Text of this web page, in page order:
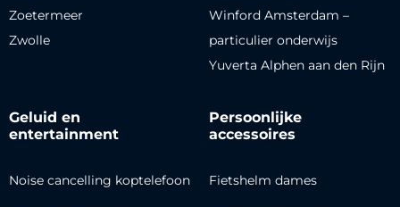
Zoetermeer
Zwolle
Winford Amsterdam –
particulier onderwijs
Yuverta Alphen aan den Rijn
Geluid en
entertainment
Noise cancelling koptelefoon
Persoonlijke
accessoires
Fietshelm dames